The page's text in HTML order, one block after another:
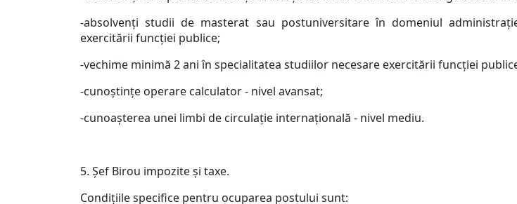
-absolvenţi studii de masterat sau postuniversitare în domeniul
exercitării funcţiei publice;
-vechime minimă 2 ani în specialitatea studiilor necesare exercitării funcţiei
-cunoştinţe operare calculator - nivel avansat;
-cunoaşterea unei limbi de circulaţie internaţională - nivel mediu.
5. Şef Birou impozite şi taxe.
Condiţiile specifice pentru ocuparea postului sunt: